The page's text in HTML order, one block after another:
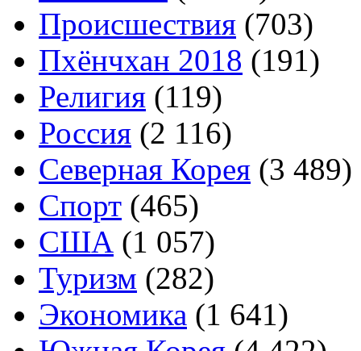
Происшествия (703)
Пхёнчхан 2018 (191)
Религия (119)
Россия (2 116)
Северная Корея (3 489)
Спорт (465)
США (1 057)
Туризм (282)
Экономика (1 641)